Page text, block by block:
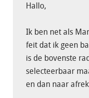
Hallo,
Ik ben net als
feit dat ik geen
is de bovenste
selecteerbaar
en dan naar